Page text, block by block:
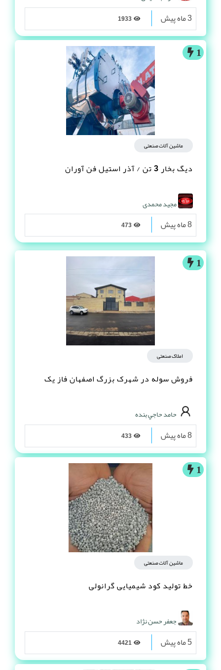
3 ماه پیش
1
ماشین آلات صنعتی
دیگ بخار 3 تن / آذر استیل فن آوران
مجید محمدی
8 ماه پیش
1
املاک صنعتی
فروش سوله در شهرک بزرگ اصفهان فاز یک
حامد حاجي بنده
8 ماه پیش
1
ماشین آلات صنعتی
خط تولید کود شیمیایی گرانولی
جعفر حسن نژاد
5 ماه پیش